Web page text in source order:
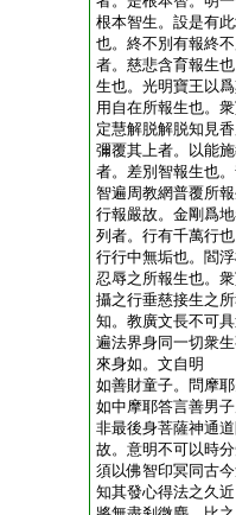
根本智生。設是有
也。終不別有報終
者。慈悲含育報生
生也。光明寶王以
用自在所報生也。
定慧解脱解脱知見
彌覆其上者。以能
者。差別智報生也
智遍周教網普覆所
行報嚴故。金剛爲
列者。行有千萬行
行行中無垢也。閻
忍辱之所報生也。
攝之行垂慈接生之
知。教廣文長不可
遍法界身同一切衆
來身如。文自明
如善財童子。問摩
如中摩耶答言善男
非最後身菩薩神通
故。意明不可以時
須以佛智印冥同古
知其發心得法之久